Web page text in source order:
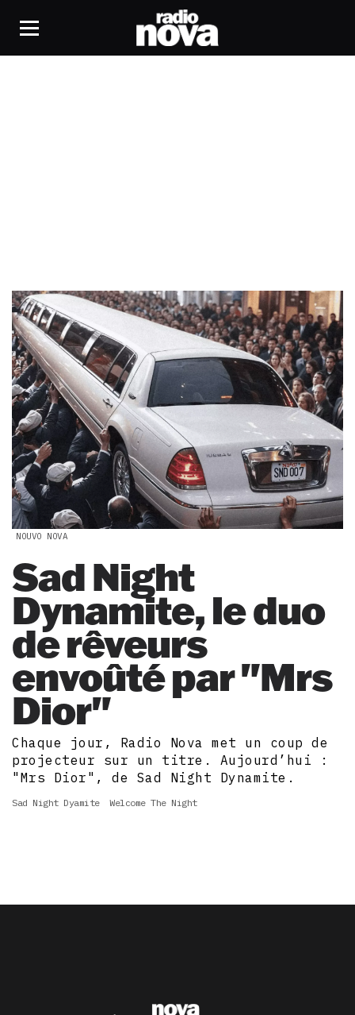
NOUVO NOVA
Sad Night
Dynamite, le duo
de rêveurs
envoûté par "Mrs
Dior"
Chaque jour, Radio Nova met un coup de
projecteur sur un titre. Aujourd’hui :
"Mrs Dior", de Sad Night Dynamite.
Sad Night Dyamite Welcome The Night